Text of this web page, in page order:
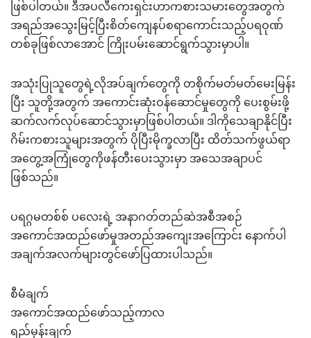
ဖြစ်ပါတယ်။ ဒီအပလီကေးရှင်းဟာကစားသမားတွေအတွက်
အရည်အသွေးမြင့်ပြီးစိတ်ကျေနပ်စရာကောင်းသည့်ပရဝုဏ်
တစ်ခုဖြစ်လာအောင် ကြိုးပမ်းဆောင်ရွက်သွားမှာပါ။
အသုံးပြုသူတွေရဲ့လိုအပ်ချက်တွေကို တစိုက်မတ်မတ်မေးမြန်း
ပြီး သူတို့အတွက် အကောင်းဆုံးဝန်ဆောင်မှုတွေကို ပေးစွမ်းဖို့
ဆက်လက်လုပ်ဆောင်သွားမှာဖြစ်ပါတယ်။ ဒါကိုသေချာနိုင်ပြီး
ဂိမ်းကစားသူများအတွက် ပိုပြီးမိုက္ခလာပြီး ထိတ်သက်ဖွယ်ရာ
အတွေ့အကြုံတွေကိုဖန်တီးပေးသွားမှာ အသေအချာပင်
ဖြစ်သည်။
ပရဂ္ဂမတစ်စ် ပလေးရဲ့ အနာဂတ်တည်ဆဲအစီအစဉ်
အကောင်အထည်ဖော်မှုအတည်အကျေးအကြောင်း နောက်ပါ
အချက်အလက်များတွင်ဖော်ပြထားပါသည်။
စီမံချက်
အကောင်အထည်ဖော်သည့်ကာလ
ရည်မှန်းချက်